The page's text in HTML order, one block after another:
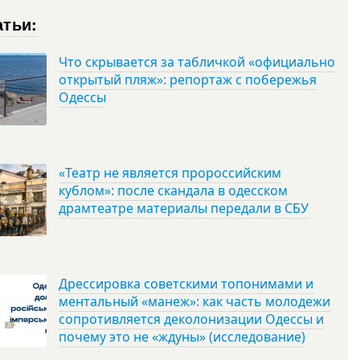
Что скрывается за табличкой «официально
открытый пляж»: репортаж с побережья
Одессы
«Театр не является пророссийским
кублом»: после скандала в одесском
драмтеатре материалы передали в СБУ
Дрессировка советскими топонимами и
ментальный «манеж»: как часть молодежи
сопротивляется деколонизации Одессы и
почему это не «ждуны» (исследование)